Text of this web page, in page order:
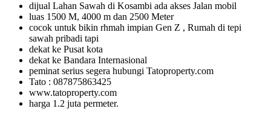
dijual Lahan Sawah di Kosambi ada akses Jalan mobil
luas 1500 M, 4000 m dan 2500 Meter
cocok untuk bikin rhmah impian Gen Z , Rumah di tepi
sawah pribadi tapi
dekat ke Pusat kota
dekat ke Bandara Internasional
peminat serius segera hubungi Tatoproperty.com
Tato : 087875863425
www.tatoproperty.com
harga 1.2 juta permeter.